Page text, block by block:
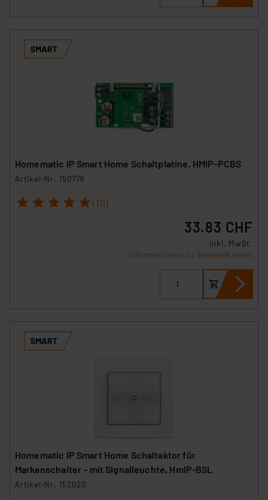
Homematic IP Smart Home Schaltplatine, HMIP-PCBS
Artikel-Nr. 150776
1 2 3 4 5 (10)
33.83 CHF
inkl. MwSt.
Informationen zu Versandkosten
Homematic IP Smart Home Schaltaktor für
Markenschalter – mit Signalleuchte, HmIP-BSL
Artikel-Nr. 152020